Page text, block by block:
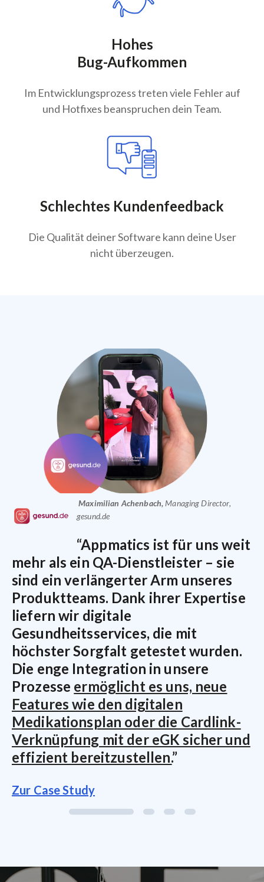
Hohes
Bug-Aufkommen
Im Entwicklungsprozess treten viele Fehler auf
und Hotfixes beanspruchen dein Team.
Schlechtes Kundenfeedback
Die Qualität deiner Software kann deine User
nicht überzeugen.
Maximilian Achenbach, Managing Director,
gesund.de
“Appmatics ist für uns weit
mehr als ein QA-Dienstleister – sie
sind ein verlängerter Arm unseres
Produktteams. Dank ihrer Expertise
liefern wir digitale
Gesundheitsservices, die mit
höchster Sorgfalt getestet wurden.
Die enge Integration in unsere
Prozesse ermöglicht es uns, neue
Features wie den digitalen
Medikationsplan oder die Cardlink-
Verknüpfung mit der eGK sicher und
effizient bereitzustellen.”
Zur Case Study